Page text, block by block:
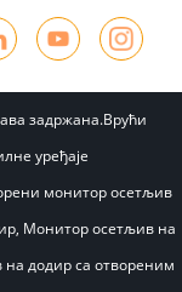
задржана.Врући
уређаје
монитор осетљив
, Монитор осетљив на
додир са отвореним